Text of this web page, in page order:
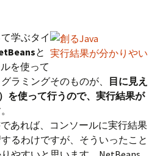
実行結果が分かりやい
学ぶタイ
と
を使って
ラミングそのものが、 目に見え
を使って行うので、実行結果が
あれば、コンソールに実行結果
るわけですが、そういったこと